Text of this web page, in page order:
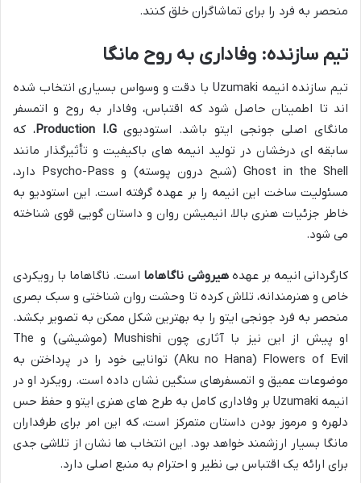
منحصر به فرد را برای تماشاگران خلق کنند.
تیم سازنده: وفاداری به روح مانگا
تیم سازنده انیمه Uzumaki با دقت و وسواس بسیاری انتخاب شده
اند تا اطمینان حاصل شود که اقتباس، وفادار به روح و اتمسفر
مانگای اصلی جونجی ایتو باشد. استودیویProduction I.G، که
سابقه ای درخشان در تولید انیمه های باکیفیت و تأثیرگذار مانند
Ghost in the Shell(شبح درون پوسته) و Psycho-Pass دارد،
مسئولیت ساخت این انیمه را بر عهده گرفته است. این استودیو به
خاطر جزئیات هنری بالا، انیمیشن روان و داستان گویی قوی شناخته
می شود.
کارگردانی انیمه بر عهدههیروشی ناگاهاما است. ناگاهاما با رویکردی
خاص و هنرمندانه، تلاش کرده تا وحشت روان شناختی و سبک بصری
منحصر به فرد جونجی ایتو را به بهترین شکل ممکن به تصویر بکشد.
او پیش از این نیز با آثاری چون Mushishi (موشیشی) و The
Flowers of Evil
(
Aku no Hana) توانایی خود را در پرداختن به
موضوعات عمیق و اتمسفرهای سنگین نشان داده است. رویکرد او در
انیمه Uzumaki بر وفاداری کامل به طرح های هنری ایتو و حفظ حس
دلهره و مرموز بودن داستان متمرکز است، که این امر برای طرفداران
مانگا بسیار ارزشمند خواهد بود. این انتخاب ها نشان از تلاشی جدی
برای ارائه یک اقتباس بی نظیر و احترام به منبع اصلی دارد.